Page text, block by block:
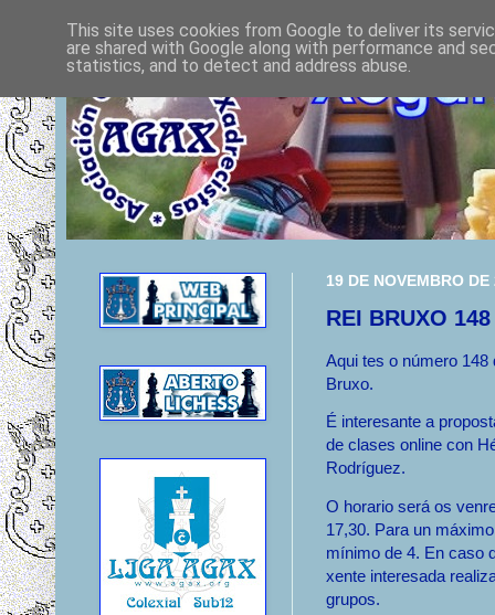
19 DE NOVEMBRO DE
REI BRUXO 148
Aqui tes o número 148
Bruxo.
É interesante a
de clases online con
Rodríguez.
O horario será os
17,30. Para un
mínimo de 4. En caso
xente interesada
grupos.
This site uses cookies from Google to deliver its
are shared with Google along with performance and
statistics, and to detect and address abuse.